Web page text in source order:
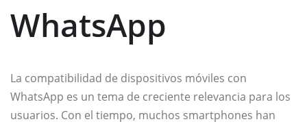
WhatsApp
La compatibilidad de dispositivos móviles con
WhatsApp es un tema de creciente relevancia para los
usuarios. Con el tiempo, muchos smartphones han